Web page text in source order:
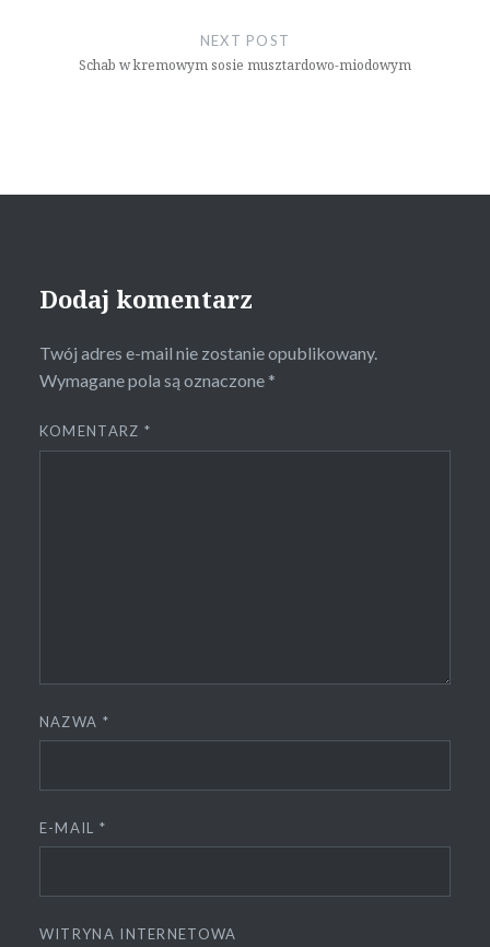
NEXT POST
Schab w kremowym sosie musztardowo-miodowym
Dodaj komentarz
Twój adres e-mail nie zostanie opublikowany.
Wymagane pola są oznaczone *
KOMENTARZ *
NAZWA *
E-MAIL *
WITRYNA INTERNETOWA